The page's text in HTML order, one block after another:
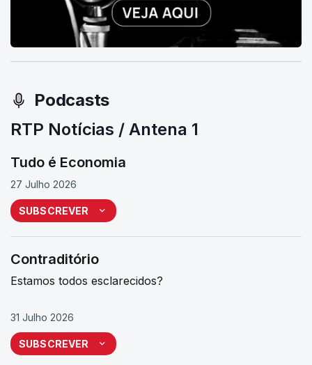
Podcasts
RTP Notícias / Antena 1
Tudo é Economia
27 Julho 2026
SUBSCREVER
Contraditório
Estamos todos esclarecidos?
31 Julho 2026
SUBSCREVER